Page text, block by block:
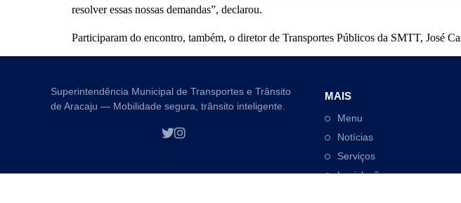
resolver essas nossas demandas”, declarou.
Participaram do encontro, também, o diretor de Transportes Públicos da SMTT, José
Superintendência Municipal de Transportes e Trânsito
de Aracaju — Mobilidade segura, trânsito inteligente.
MAIS
Menu
Notícias
Serviços
Legislação